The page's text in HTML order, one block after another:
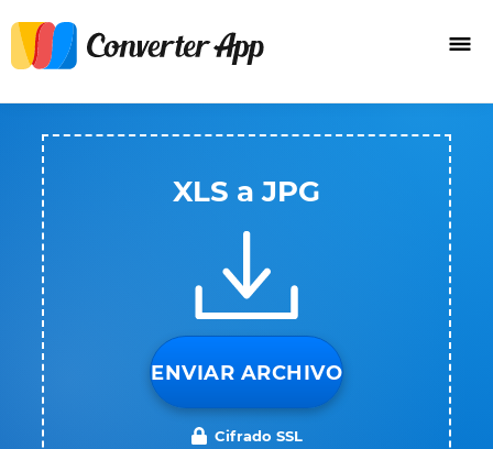
XLS a JPG
ENVIAR ARCHIVO
Cifrado SSL